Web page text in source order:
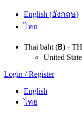
English (อังกฤษ)
ไทย
Thai baht (฿) -
United
Login / Register
English
ไทย